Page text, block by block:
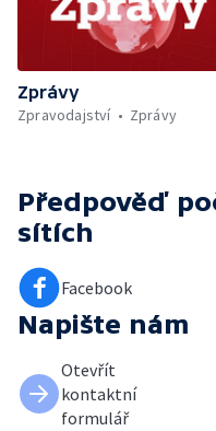
Zprávy
Zpravodajství
Zprávy
Předpověď
sítích
Facebook
Napište nám
Otevřít
kontaktní
formulář